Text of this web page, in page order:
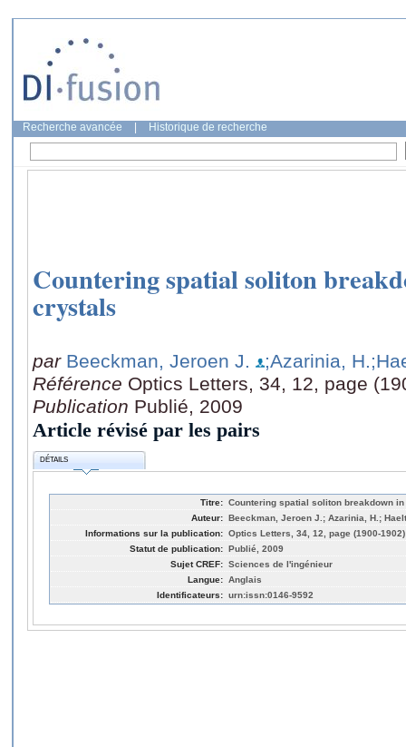
Recherche avancée Historique de recherche
Countering spatial soliton
crystals
par Beeckman, Jeroen J. ;Azarinia, H.
Référence Optics Letters, 34, 12, page
Publication Publié, 2009
Article révisé par les pairs
DÉTAILS
Titre: Countering spatial soliton breakdown
Auteur: Beeckman, Jeroen J.; Azarinia, H.;
Informations sur la publication: Optics Letters, 34, 12, page (1900-1902)
Statut de publication: Publié, 2009
Sujet CREF: Sciences de l'ingénieur
Langue: Anglais
Identificateurs: urn:issn:0146-9592